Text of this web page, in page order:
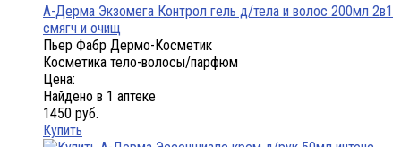
А-Дерма Экзомега Контрол гель д/тела и волос 200мл 2в1
смягч и очищ
Пьер Фабр Дермо-Косметик
Косметика тело-волосы/парфюм
Цена:
Найдено в 1 аптеке
1450 руб.
Купить